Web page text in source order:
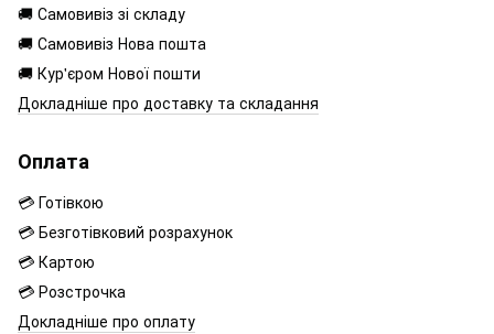
🚚 Самовивіз зі складу
🚚 Самовивіз Нова пошта
🚚 Кур'єром Нової пошти
Докладніше про доставку та складання
Оплата
💳 Готівкою
💳 Безготівковий розрахунок
💳 Картою
💳 Розстрочка
Докладніше про оплату